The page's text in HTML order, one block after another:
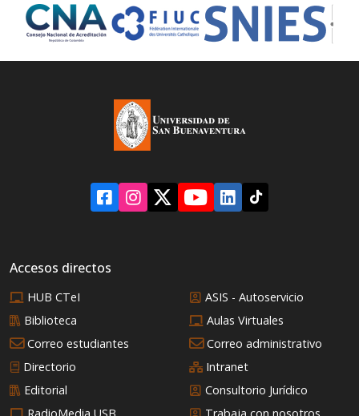
Accesos directos
HUB CTeI
ASIS - Autoservicio
Biblioteca
Aulas Virtuales
Correo estudiantes
Correo administrativo
Directorio
Intranet
Editorial
Consultorio Jurídico